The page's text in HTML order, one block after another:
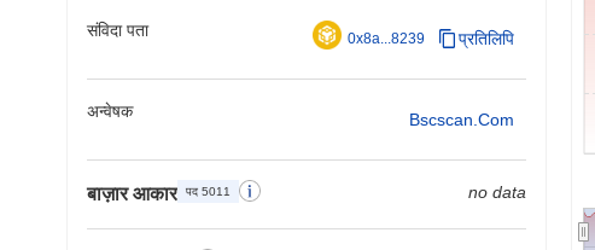
संविदा पता 0x8a...8239 प्रतिलिपि
अन्वेषक Bscscan.com
बाज़ार आकार पद 5011 no data